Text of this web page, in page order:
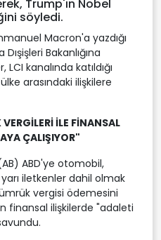
Trump'ın Nobel
söyledi.
Macron'a yazdığı
Bakanlığına
kanalında katıldığı
arasındaki ilişkilere
İLE FİNANSAL
ÇALIŞIYOR"
ABD'ye otomobil,
iletkenler dahil olmak
vergisi ödemesini
finansal ilişkilerde "adaleti